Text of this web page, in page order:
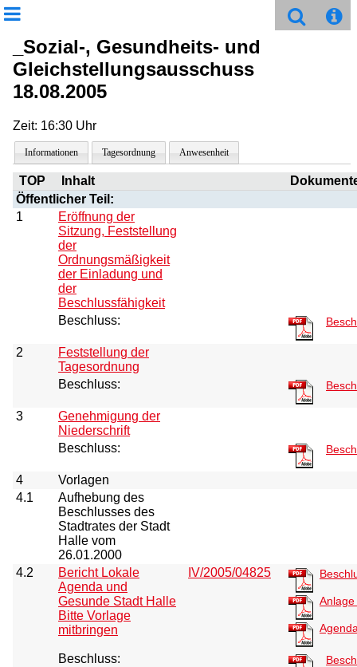
_Sozial-, Gesundheits- und
Gleichstellungsausschuss
18.08.2005
Zeit: 16:30 Uhr
Informationen Tagesordnung Anwesenheit
TOP Inhalt
Öffentlicher Teil:
1
Eröffnung der
Sitzung, Feststellung
der
Ordnungsmäßigkeit
der Einladung und
der
Beschlussfähigkeit
Beschluss:
2
Feststellung der
Tagesordnung
Beschluss:
3
Genehmigung der
Niederschrift
Beschluss:
4
Vorlagen
4.1
Aufhebung des
Beschlusses des
Stadtrates der Stadt
Halle vom
26.01.2000
4.2
Bericht Lokale
Agenda und
Gesunde Stadt Halle
Bitte Vorlage
mitbringen
IV/2005/04825
Anlage
Beschluss: